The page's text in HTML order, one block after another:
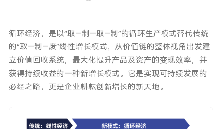
循环经济，是以“取—制—取—制”的循环生产模式替代传统
的“取—制—废”线性增长模式，从价值链的整体视角出发建
立价值回收系统，最大化提升产品及资产的变现效率，并
获得持续收益的一种新增长模式。它是实现可持续发展的
必经之路，更是企业耕耘创新增长的新天地。